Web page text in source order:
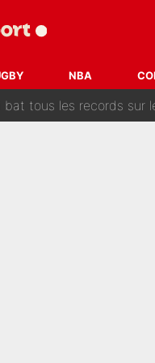
NBA
dimension :
joueur du
tous les records sur